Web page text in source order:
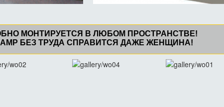
МОНТИРУЕТСЯ В ЛЮБОМ ПРОСТРАНСТВЕ!
БЕЗ ТРУДА СПРАВИТСЯ ДАЖЕ ЖЕНЩИНА!